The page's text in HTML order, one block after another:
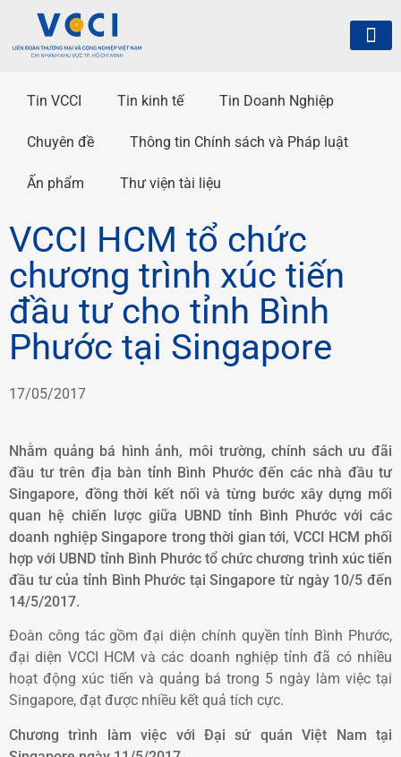
Tin VCCI Tin kinh tế Tin Doanh Nghiệp
Chuyên đề Thông tin Chính sách và Pháp luật
Ấn phẩm Thư viện tài liệu
VCCI HCM tổ chức
chương trình xúc tiến
đầu tư cho tỉnh Bình
Phước tại Singapore
17/05/2017
Nhằm quảng bá hình ảnh, môi trường, chính sách ưu đãi
đầu tư trên địa bàn tỉnh Bình Phước đến các nhà đầu tư
Singapore, đồng thời kết nối và từng bước xây dựng mối
quan hệ chiến lược giữa UBND tỉnh Bình Phước với các
doanh nghiệp Singapore trong thời gian tới, VCCI HCM phối
hợp với UBND tỉnh Bình Phước tổ chức chương trình xúc tiến
đầu tư của tỉnh Bình Phước tại Singapore từ ngày 10/5 đến
14/5/2017.
Đoàn công tác gồm đại diện chính quyền tỉnh Bình Phước,
đại diện VCCI HCM và các doanh nghiệp tỉnh đã có nhiều
hoạt động xúc tiến và quảng bá trong 5 ngày làm việc tại
Singapore, đạt được nhiều kết quả tích cực.
Chương trình làm việc với Đại sứ quán Việt Nam tại